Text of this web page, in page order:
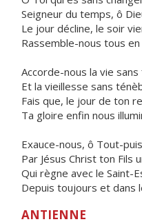
Seigneur du temps, ô
Le jour décline, le soir
Rassemble-nous tous
Accorde-nous la vie sans
Et la vieillesse sans
Fais que, le jour de ton
Ta gloire enfin nous
Exauce-nous, ô Tout-
Par Jésus Christ ton Fils
Qui règne avec le Saint-
Depuis toujours et dans
ANTIENNE